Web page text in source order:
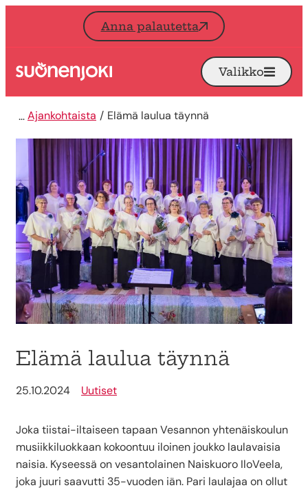
Siirry sisältöön
Anna palautetta
Etusivu Avaa
Valikko
Ajankohtaista Elämä laulua täynnä
Elämä laulua täynnä
25.10.2024 Uutiset
Joka tiistai-iltaiseen tapaan Vesannon yhtenäiskoulun
musiikkiluokkaan kokoontuu iloinen joukko laulavaisia
naisia. Kyseessä on vesantolainen Naiskuoro IloVeela,
joka juuri saavutti 35-vuoden iän. Pari laulajaa on ollut